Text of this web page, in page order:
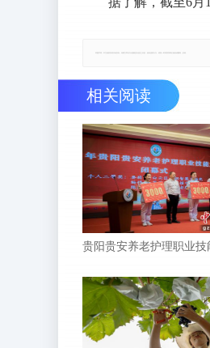
相关阅读
贵阳贵安养老护理职业技